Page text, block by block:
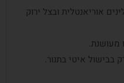
אוריאנטלית ובצל ירוק
מעושנת.
בבישול איטי בתנור.